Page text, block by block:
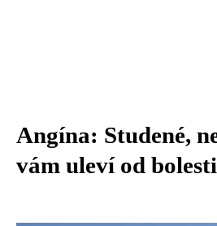
Angína: Studené,
vám uleví od